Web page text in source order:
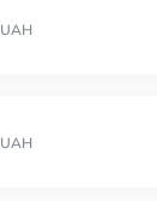
UAH
UAH